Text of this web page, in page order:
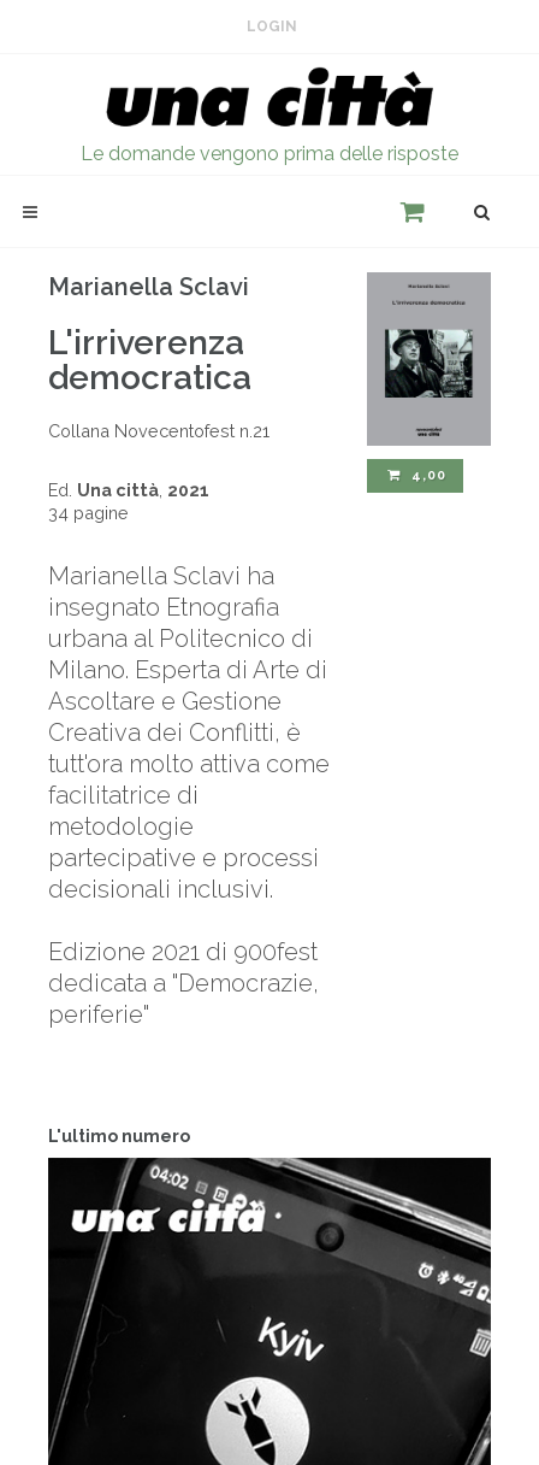
LOGIN
Le domande vengono prima delle risposte
L'ultimo numero
Marianella Sclavi
L'irriverenza
democratica
Collana Novecentofest n.21
Ed. Una città 2021
34 pagine
Marianella Sclavi ha
insegnato Etnografia
urbana al Politecnico di
Milano. Esperta di Arte di
Ascoltare e Gestione
Creativa dei Conflitti, è
tutt'ora molto attiva come
facilitatrice di
metodologie
partecipative e processi
decisionali inclusivi.
Edizione 2021 di 900fest
dedicata a "Democrazie,
periferie"
4,00